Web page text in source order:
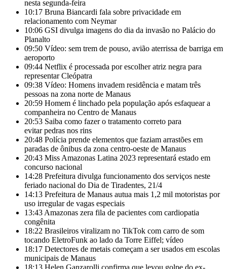
nesta segunda-feira
10:17 Bruna Biancardi fala sobre privacidade em
relacionamento com Neymar
10:06 GSI divulga imagens do dia da invasão no Palácio do
Planalto
09:50 Vídeo: sem trem de pouso, avião aterrissa de barriga em
aeroporto
09:44 Netflix é processada por escolher atriz negra para
representar Cleópatra
09:38 Vídeo: Homens invadem residência e matam três
pessoas na zona norte de Manaus
20:59 Homem é linchado pela população após esfaquear a
companheira no Centro de Manaus
20:53 Saiba como fazer o tratamento correto para
evitar pedras nos rins
20:48 Polícia prende elementos que faziam arrastões em
paradas de ônibus da zona centro-oeste de Manaus
20:43 Miss Amazonas Latina 2023 representará estado em
concurso nacional
14:28 Prefeitura divulga funcionamento dos serviços neste
feriado nacional do Dia de Tiradentes, 21/4
14:13 Prefeitura de Manaus autua mais 1,2 mil motoristas por
uso irregular de vagas especiais
13:43 Amazonas zera fila de pacientes com cardiopatia
congênita
18:22 Brasileiros viralizam no TikTok com carro de som
tocando EletroFunk ao lado da Torre Eiffel; vídeo
18:17 Detectores de metais começam a ser usados em escolas
municipais de Manaus
18:13 Helen Ganzarolli confirma que levou golpe do ex-